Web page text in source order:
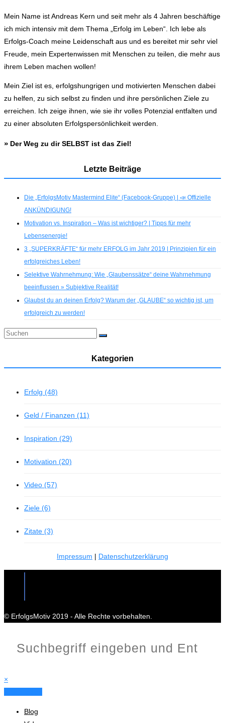
Mein Name ist Andreas Kern und seit mehr als 4 Jahren beschäftige
ich mich intensiv mit dem Thema „Erfolg im Leben“. Ich lebe als
Erfolgs-Coach meine Leidenschaft aus und es bereitet mir sehr viel
Freude, mein Expertenwissen mit Menschen zu teilen, die mehr aus
ihrem Leben machen wollen!
Mein Ziel ist es, erfolgshungrigen und motivierten Menschen dabei
zu helfen, zu sich selbst zu finden und ihre persönlichen Ziele zu
erreichen. Ich zeige ihnen, wie sie ihr volles Potenzial entfalten und
zu einer absoluten Erfolgspersönlichkeit werden.
» Der Weg zu dir SELBST ist das Ziel!
Letzte Beiträge
Die „ErfolgsMotiv Mastermind Elite“ (Facebook-Gruppe) | 📣 Offizielle
ANKÜNDIGUNG!
Motivation vs. Inspiration – Was ist wichtiger? | Tipps für mehr
Lebensenergie!
3 „SUPERKRÄFTE“ für mehr ERFOLG im Jahr 2019 | Prinzipien für ein
erfolgreiches Leben!
Selektive Wahrnehmung: Wie „Glaubenssätze“ deine Wahrnehmung
beeinflussen » Subjektive Realität!
Glaubst du an deinen Erfolg? Warum der „GLAUBE“ so wichtig ist, um
erfolgreich zu werden!
Kategorien
Erfolg (48)
Geld / Finanzen (11)
Inspiration (29)
Motivation (20)
Video (57)
Ziele (6)
Zitate (3)
Impressum | Datenschutzerklärung
© ErfolgsMotiv 2019 - Alle Rechte vorbehalten.
×
Blog